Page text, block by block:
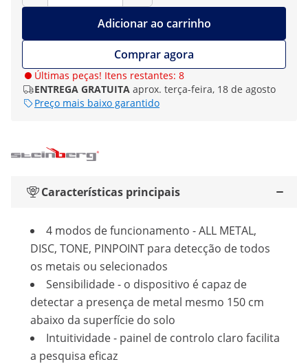
Adicionar ao carrinho
Comprar agora
Últimas peças! Itens restantes: 8
ENTREGA GRATUITA aprox. terça-feira, 18 de agosto
Preço mais baixo garantido
Características principais
4 modos de funcionamento - ALL METAL,
DISC, TONE, PINPOINT para detecção de todos
os metais ou selecionados
Sensibilidade - o dispositivo é capaz de
detectar a presença de metal mesmo 150 cm
abaixo da superfície do solo
Intuitividade - painel de controlo claro facilita
a pesquisa eficaz